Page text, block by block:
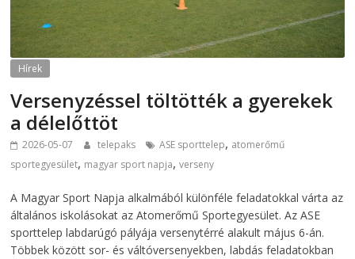
Hírek
Versenyzéssel töltötték a gyerekek
a délelőttöt
2026-05-07 telepaks ASE sporttelep, atomerőmű
sportegyesület, magyar sport napja,verseny
A Magyar Sport Napja alkalmából különféle feladatokkal várta az
általános iskolásokat az Atomerőmű Sportegyesület. Az ASE
sporttelep labdarúgó pályája versenytérré alakult május 6-án.
Többek között sor- és váltóversenyekben, labdás feladatokban